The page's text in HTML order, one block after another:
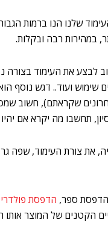
שלנו הנו ברמות
במהירות רבה ובקלות.
לבצע את העימוד בצורה
שימוש ועוד.. דגש
שקראתם), חשוב
תחשבו מה יקרא אם
את צורת העימוד, שפה
הדפסת ספר, הדפסת
הקטנים של המוצר אותו